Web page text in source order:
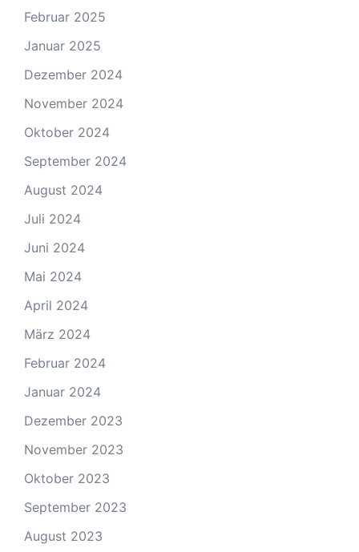
Februar 2025
Januar 2025
Dezember 2024
November 2024
Oktober 2024
September 2024
August 2024
Juli 2024
Juni 2024
Mai 2024
April 2024
März 2024
Februar 2024
Januar 2024
Dezember 2023
November 2023
Oktober 2023
September 2023
August 2023